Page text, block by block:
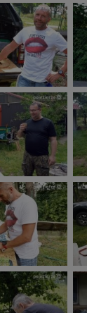
Pojezierze